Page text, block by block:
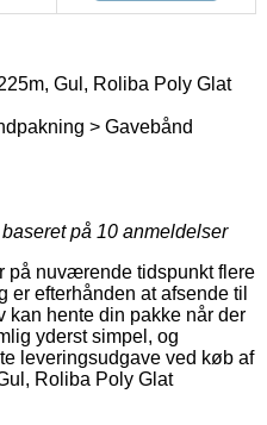
Gul, Roliba Poly Glat
> Gavebånd
på 10 anmeldelser
på nuværende tidspunkt flere
er efterhånden at afsende til
kan hente din pakke når der
yderst simpel, og
leveringsudgave ved køb af
Roliba Poly Glat